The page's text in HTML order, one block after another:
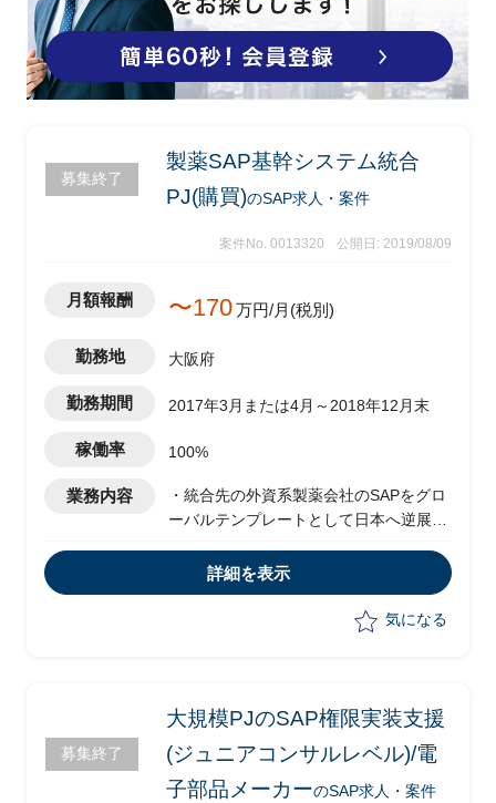
募集終了
製薬SAP基幹システム統合
PJ(購買)のSAP求人・案件
案件No. 0013320 公開日: 2019/08/09
月額報酬 〜170万円/月(税別)
勤務地 大阪府
勤務期間 2017年3月または4月～2018年12月末
稼働率 100%
業務内容
・統合先の外資系製薬会社のSAPをグロ
ーバルテンプレートとして日本へ逆展
・グローバルチーム主導のPJ
・日本側の取りまとめ役として、クライ
アント側に立ちプロジェクトを推進
・購買チームPMO：1名
詳細を表示
気になる
募集終了
大規模PJのSAP権限実装支援
(ジュニアコンサルレベル)/電
子部品メーカーのSAP求人・案件